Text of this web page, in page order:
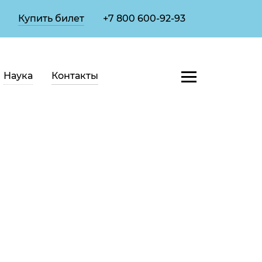
Купить билет +7 800 600-92-93
Наука Контакты